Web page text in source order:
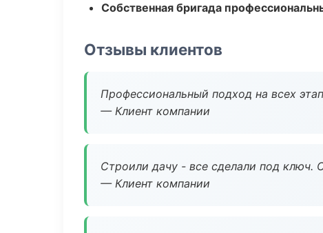
Собственная бригада
Отзывы клиентов
Профессиональный подход на всех
— Клиент компании
Строили дачу - все сделали под ключ.
— Клиент компании